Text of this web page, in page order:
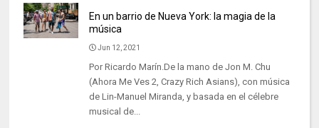
En un barrio de Nueva York: la magia de la
música
Jun 12, 2021
Por Ricardo Marín.De la mano de Jon M. Chu
(Ahora Me Ves 2, Crazy Rich Asians), con música
de Lin-Manuel Miranda, y basada en el célebre
musical de...